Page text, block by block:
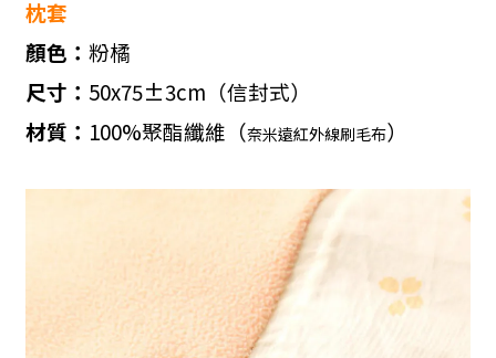
枕套
顏色： 粉橘
尺寸： 50x75±3cm （信封式）
材質： 100%聚酯纖維（奈米遠紅外線刷毛布）